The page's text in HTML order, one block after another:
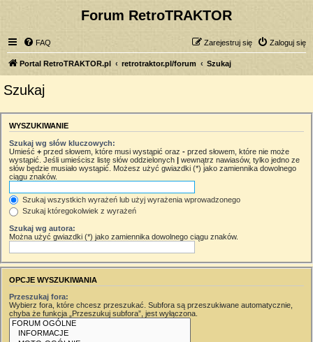
Forum RetroTRAKTOR
FAQ Zaloguj się
Zarejestruj się
Portal RetroTRAKTOR.pl retrotraktor.pl/forum Szukaj
Szukaj
WYSZUKIWANIE
Szukaj wg słów kluczowych:
Umieść + przed słowem, które musi wystąpić oraz - przed słowem, które nie może
wystąpić. Jeśli umieścisz listę słów oddzielonych | wewnątrz nawiasów, tylko jedno ze
słów będzie musiało wystąpić. Możesz użyć gwiazdki (*) jako zamiennika dowolnego
ciągu znaków.
Szukaj wszystkich wyrażeń lub użyj wyrażenia wprowadzonego
Szukaj któregokolwiek z wyrażeń
Szukaj wg autora:
Można użyć gwiazdki (*) jako zamiennika dowolnego ciągu znaków.
OPCJE WYSZUKIWANIA
Przeszukaj fora:
Wybierz fora, które chcesz przeszukać. Subfora są przeszukiwane automatycznie,
chyba że funkcja „Przeszukuj subfora”, jest wyłączona.